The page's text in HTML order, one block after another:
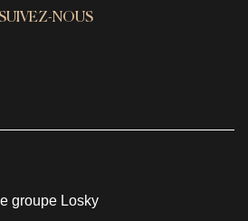
NOUS
groupe Losky